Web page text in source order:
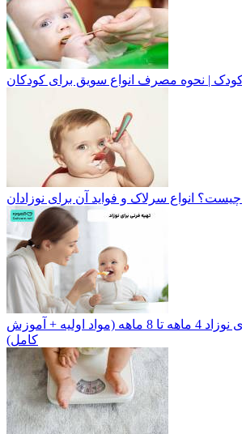
| نحوه مصرف انواع سویق برای کودکان
انواع سرلاک و فواید آن برای نوزادان
طرز تهیه فرنی برای نوزاد 4 ماهه تا 8 ماهه (مواد اولیه + آموزش
کامل)